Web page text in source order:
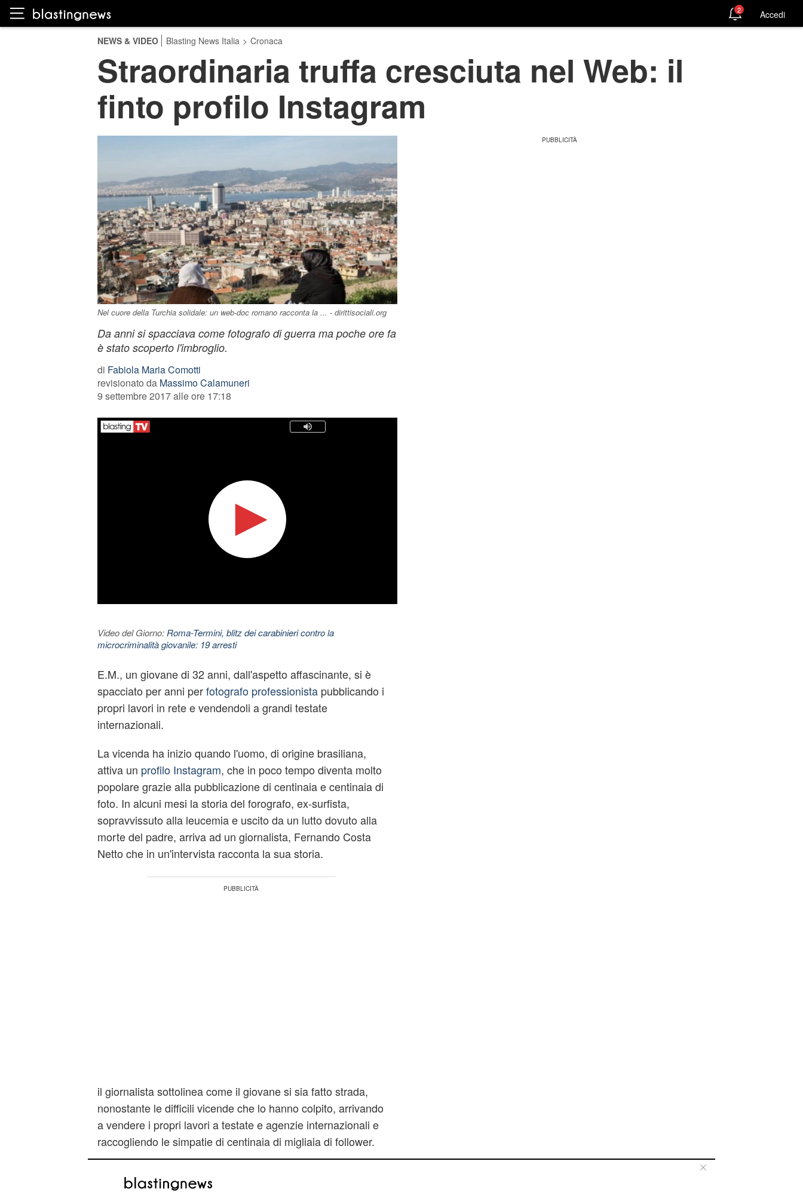
2 Accedi
NEWS & VIDEO Blasting News Italia > Cronaca
Straordinaria truffa cresciuta nel Web: il
finto profilo Instagram
Nel cuore della Turchia solidale: un web-doc romano racconta la ... - dirittisociali.org
Da anni si spacciava come fotografo di guerra ma poche ore fa
è stato scoperto l'imbroglio.
di Fabiola Maria Comotti
revisionato da Massimo Calamuneri
9 settembre 2017 alle ore 17:18
Video del Giorno: Roma-Termini, blitz dei carabinieri contro la
microcriminalità giovanile: 19 arresti
E.M., un giovane di 32 anni, dall'aspetto affascinante, si è
spacciato per anni perfotografo professionistapubblicando i
propri lavori in rete e vendendoli a grandi testate
internazionali.
La vicenda ha inizio quando l'uomo, di origine brasiliana,
attiva un profilo Instagram, che in poco tempo diventa molto
popolare grazie alla pubblicazione di centinaia e centinaia di
foto. In alcuni mesi la storia del forografo, ex-surfista,
sopravvissuto alla leucemia e uscito da un lutto dovuto alla
morte del padre, arriva ad un giornalista, Fernando Costa
Netto che in un'intervista racconta la sua storia.
il giornalista sottolinea come il giovane si sia fatto strada,
nonostante le difficili vicende che lo hanno colpito, arrivando
a vendere i propri lavori a testate e agenzie internazionali e
raccogliendo le simpatie di centinaia di migliaia di follower.
Bbc, The Wall Street Journal, Le Monde, Al Jazeera, Vice,